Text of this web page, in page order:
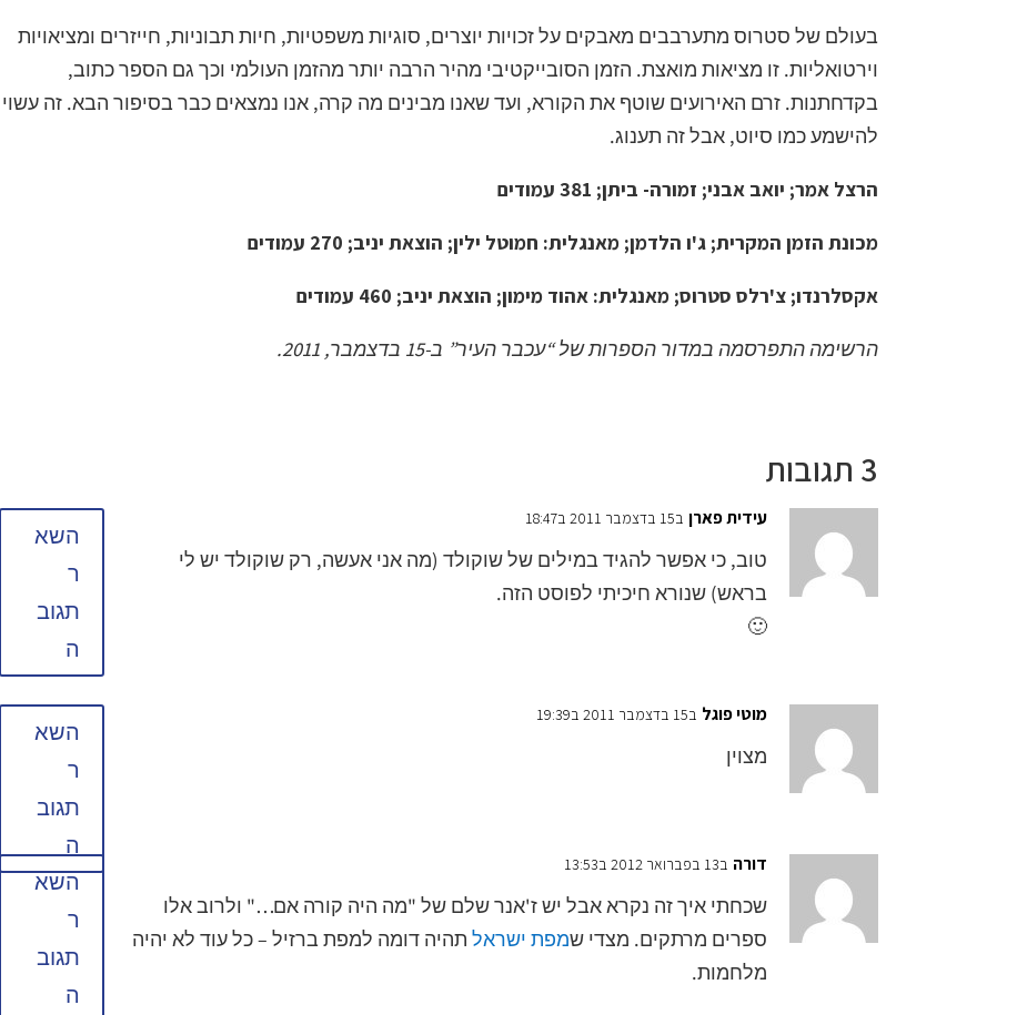
בעולם של סטרוס מתערבבים מאבקים על זכויות יוצרים, סוגיות משפטיות, חיות תבוניות, חייזרים ומציאויות
וירטואליות. זו מציאות מואצת. הזמן הסובייקטיבי מהיר הרבה יותר מהזמן העולמי וכך גם הספר כתוב,
בקדחתנות. זרם האירועים שוטף את הקורא, ועד שאנו מבינים מה קרה, אנו נמצאים כבר בסיפור הבא. זה עשוי
להישמע כמו סיוט, אבל זה תענוג.
הרצל אמר; יואב אבני; זמורה- ביתן; 381 עמודים
מכונת הזמן המקרית; ג'ו הלדמן; מאנגלית: חמוטל ילין; הוצאת יניב; 270 עמודים
אקסלרנדו; צ'רלס סטרוס; מאנגלית: אהוד מימון; הוצאת יניב; 460 עמודים
הרשימה התפרסמה במדור הספרות של “עכבר העיר” ב-15 בדצמבר, 2011.
3 תגובות
עידית פארן ב15 בדצמבר 2011 ב18:47
טוב, כי אפשר להגיד במילים של שוקולד (מה אני אעשה, רק שוקולד יש לי
בראש) שנורא חיכיתי לפוסט הזה.
🙂
השא
ר
תגוב
ה
מוטי פוגל ב15 בדצמבר 2011 ב19:39
מצוין
השא
ר
תגוב
ה
דורה ב13 בפברואר 2012 ב13:53
שכחתי איך זה נקרא אבל יש ז'אנר שלם של "מה היה קורה אם…" ולרוב אלו
ספרים מרתקים. מצדי שמפת ישראל תהיה דומה למפת ברזיל – כל עוד לא יהיה
מלחמות.
השא
ר
תגוב
ה